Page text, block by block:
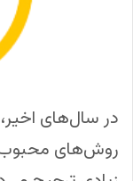
در سال‌های اخیر،
روش‌های محبوب